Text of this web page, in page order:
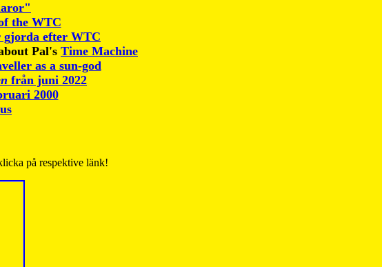
the WTC
efter WTC
Pal's Time Machine
as a sun-god
från juni 2022
2000
på respektive länk!